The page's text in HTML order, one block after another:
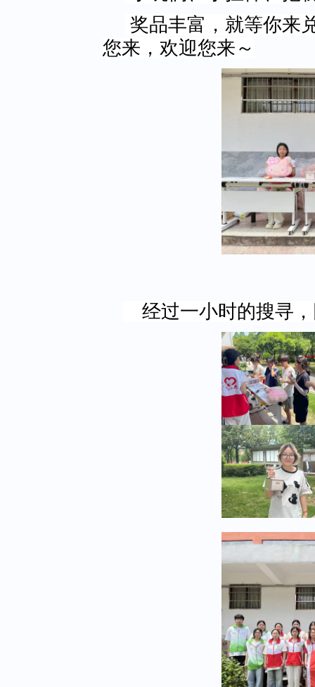
奖品丰富，就等你来
您来，欢迎您来～
经过一小时的搜寻